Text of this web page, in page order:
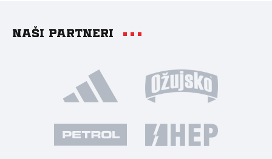
Naši partneri